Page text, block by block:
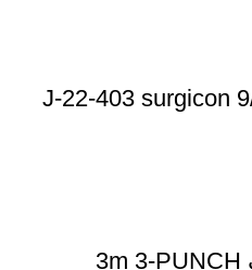
پانچ پوستی یکبار مصرف 3m 3-PUNCH